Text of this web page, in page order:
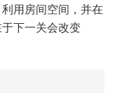
用房间空间，并在
下一关会改变